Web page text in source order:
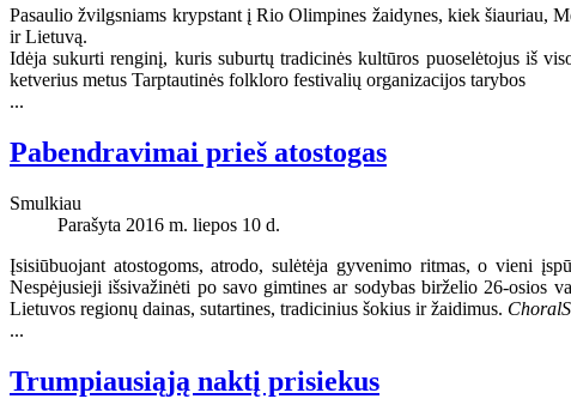
Pasaulio žvilgsniams krypstant į Rio Olimpines žaidynes, kiek šiauriau,
ir Lietuvą.
Idėja sukurti renginį, kuris suburtų tradicinės kultūros puoselėtojus iš
ketverius metus Tarptautinės folkloro festivalių organizacijos tarybos
...
Pabendravimai prieš atostogas
Smulkiau
Parašyta 2016 m. liepos 10 d.
Įsisiūbuojant atostogoms, atrodo, sulėtėja gyvenimo ritmas, o vieni
Nespėjusieji išsivažinėti po savo gimtines ar sodybas birželio 26-osios
Lietuvos regionų dainas, sutartines, tradicinius šokius ir žaidimus.
...
Trumpiausiąją naktį prisiekus